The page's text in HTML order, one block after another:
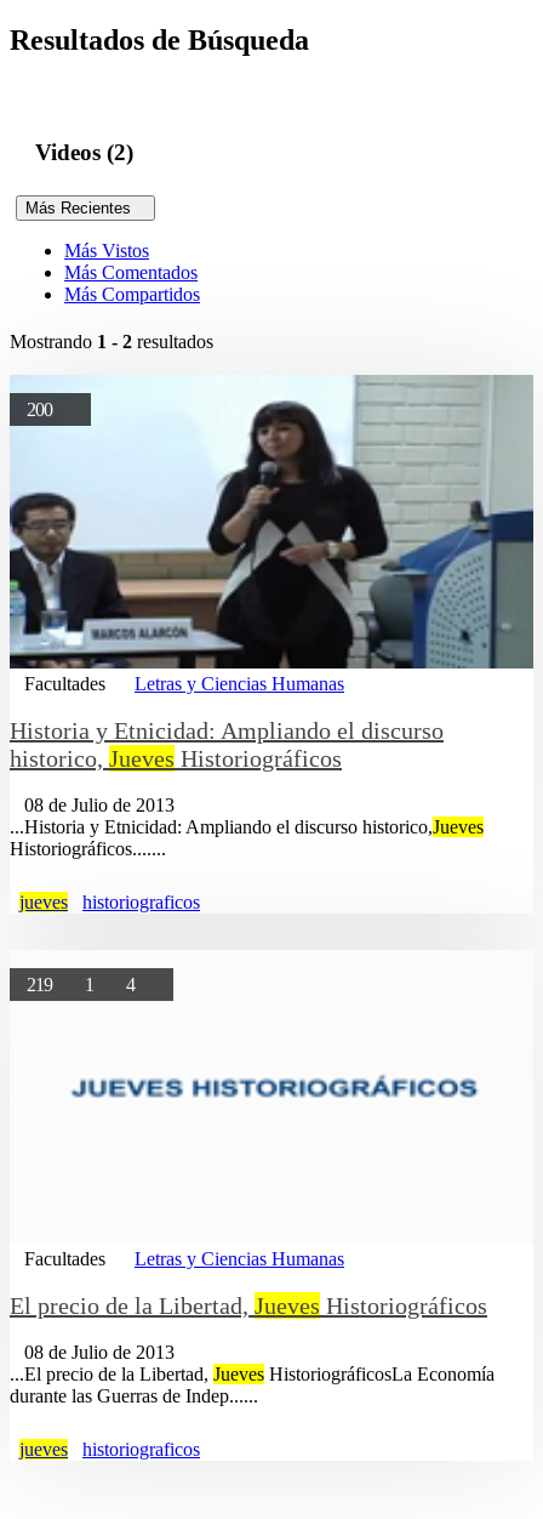
Resultados de Búsqueda
Videos (2)
Más Recientes
Más Vistos
Más Comentados
Más Compartidos
Mostrando 1 - 2 resultados
200
Facultades Letras y Ciencias Humanas
Historia y Etnicidad: Ampliando el discurso
historico, Jueves Historiográficos
08 de Julio de 2013
...Historia y Etnicidad: Ampliando el discurso historico,Jueves
Historiográficos.......
jueves historiograficos
219 1 4
Facultades Letras y Ciencias Humanas
El precio de la Libertad, Jueves Historiográficos
08 de Julio de 2013
...El precio de la Libertad, Jueves HistoriográficosLa Economía
durante las Guerras de Indep......
jueves historiograficos